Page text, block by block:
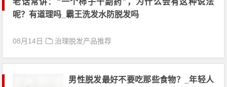
老话常讲：“一个柿子十副药”，为什么会有这种说法
呢？有道理吗_霸王洗发水防脱发吗
08月14日 治理脱发产品推荐
男性脱发最好不要吃那些食物？_年轻人